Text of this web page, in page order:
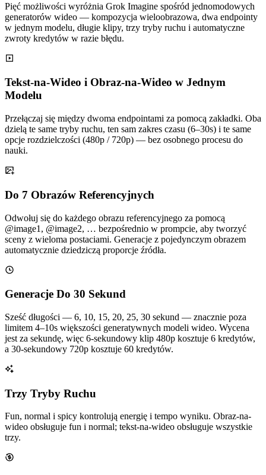
Pięć możliwości wyróżnia Grok Imagine spośród jednomodowych
generatorów wideo — kompozycja wieloobrazowa, dwa endpointy
w jednym modelu, długie klipy, trzy tryby ruchu i automatyczne
zwroty kredytów w razie błędu.
Tekst-na-Wideo i Obraz-na-Wideo w Jednym
Modelu
Przełączaj się między dwoma endpointami za pomocą zakładki. Oba
dzielą te same tryby ruchu, ten sam zakres czasu (6–30s) i te same
opcje rozdzielczości (480p / 720p) — bez osobnego procesu do
nauki.
Do 7 Obrazów Referencyjnych
Odwołuj się do każdego obrazu referencyjnego za pomocą
@image1, @image2, … bezpośrednio w prompcie, aby tworzyć
sceny z wieloma postaciami. Generacje z pojedynczym obrazem
automatycznie dziedziczą proporcje źródła.
Generacje Do 30 Sekund
Sześć długości — 6, 10, 15, 20, 25, 30 sekund — znacznie poza
limitem 4–10s większości generatywnych modeli wideo. Wycena
jest za sekundę, więc 6-sekundowy klip 480p kosztuje 6 kredytów,
a 30-sekundowy 720p kosztuje 60 kredytów.
Trzy Tryby Ruchu
Fun, normal i spicy kontrolują energię i tempo wyniku. Obraz-na-
wideo obsługuje fun i normal; tekst-na-wideo obsługuje wszystkie
trzy.